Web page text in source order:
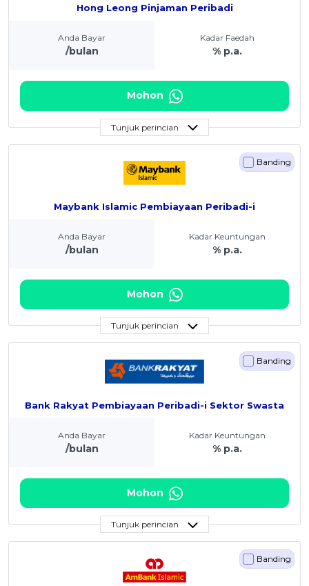
Hong Leong Pinjaman Peribadi
Anda Bayar
/bulan
Kadar Faedah
% p.a.
Mohon
Tunjuk perincian
Maybank Islamic Pembiayaan Peribadi-i
Banding
Anda Bayar
/bulan
Kadar Keuntungan
% p.a.
Mohon
Tunjuk perincian
Bank Rakyat Pembiayaan Peribadi-i Sektor Swasta
Banding
Anda Bayar
/bulan
Kadar Keuntungan
% p.a.
Mohon
Tunjuk perincian
Banding